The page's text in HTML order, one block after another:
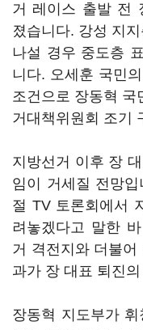
거 레이스 출발 전
졌습니다. 강성 지
나설 경우 중도층
니다. 오세훈 국민
조건으로 장동혁 국
거대책위원회 조기
지방선거 이후 장
임이 거세질 전망
절 TV 토론회에서
려놓겠다고 말한
거 격전지와 더불
과가 장 대표 퇴진
장동혁 지도부가